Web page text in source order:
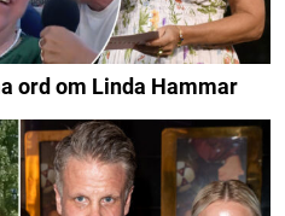
ord om Linda Hammar